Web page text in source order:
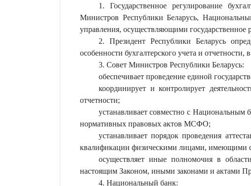
1. Государственное регулирование
Министров Республики Беларусь,
управления, осуществляющими государственное
2. Президент Республики Беларусь
особенности бухгалтерского учета и
3. Совет Министров Республики Беларусь:
обеспечивает проведение единой
координирует и контролирует
отчетности;
устанавливает совместно с Национальным
нормативных правовых актов МСФО;
устанавливает порядок проведения
квалификации физическими лицами, имеющими
осуществляет иные полномочия в
настоящим Законом, иными законами и актами
4. Национальный банк: